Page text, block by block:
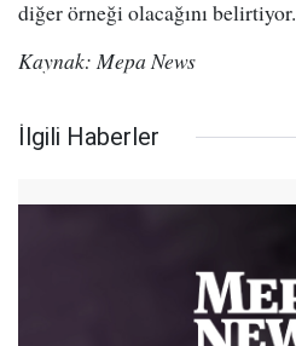
diğer örneği olacağını belirtiyor.
Kaynak: Mepa News
İlgili Haberler